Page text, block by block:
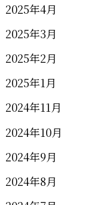
2025年4月
2025年3月
2025年2月
2025年1月
2024年11月
2024年10月
2024年9月
2024年8月